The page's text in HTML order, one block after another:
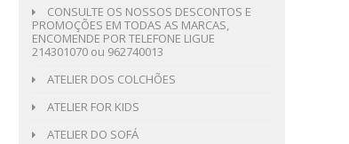
CONSULTE OS NOSSOS DESCONTOS E
PROMOÇÕES EM TODAS AS MARCAS,
ENCOMENDE POR TELEFONE LIGUE
214301070 ou 962740013
ATELIER DOS COLCHÕES
ATELIER FOR KIDS
ATELIER DO SOFÁ